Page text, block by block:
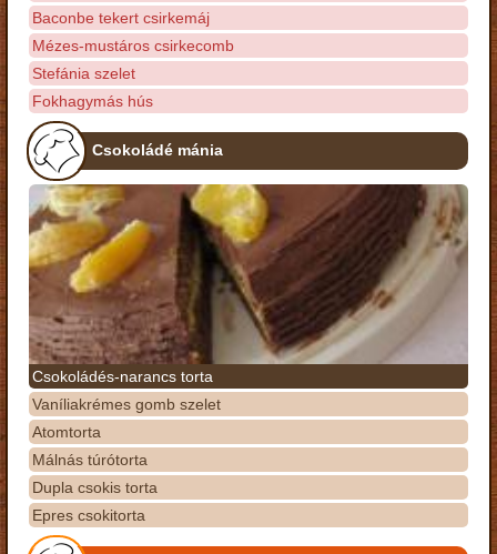
Baconbe tekert csirkemáj
Mézes-mustáros csirkecomb
Stefánia szelet
Fokhagymás hús
Csokoládé mánia
Csokoládés-narancs torta
Vaníliakrémes gomb szelet
Atomtorta
Málnás túrótorta
Dupla csokis torta
Epres csokitorta